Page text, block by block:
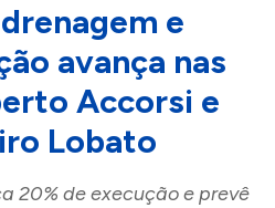
e
avança nas
Accorsi e
Lobato
20% de execução e prevê